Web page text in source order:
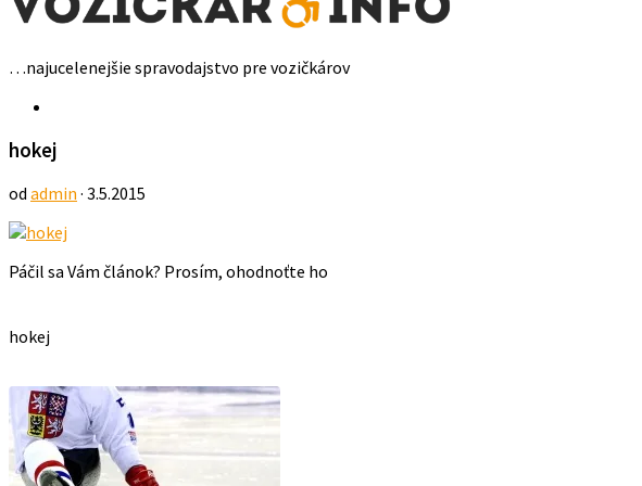
…najucelenejšie spravodajstvo pre vozičkárov
hokej
od admin · 3.5.2015
Páčil sa Vám článok? Prosím, ohodnoťte ho
hokej